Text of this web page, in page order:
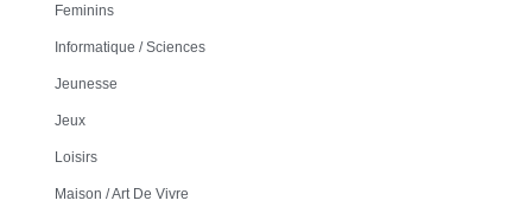
Feminins
Informatique / Sciences
Jeunesse
Jeux
Loisirs
Maison / Art De Vivre